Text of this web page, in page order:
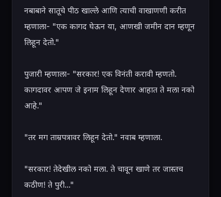
नबाबाने सातूचे पीठ खाल्ले आणि त्याची वाखाणणी करीत
म्हणाला- "एक कागद घेऊन या, आणखी जमीन दान म्हणून
लिहून देतो."
पुजारी म्हणाला- "सरकार! एक विनंती करावी म्हणतो.
कागदावर आपण जे इनाम लिहून देणार आहात ते मला नको
आहे."
"तर मग ताम्रपत्रावर लिहून देतो." नवाब म्हणाला.
"सरकार! तेदेखील नको मला. ते चावून खाणे तर जास्तच
कठीण! ते पुरी..."